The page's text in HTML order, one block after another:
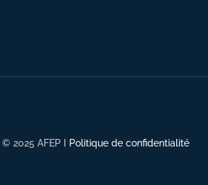
© 2025 AFEP I Politique de confidentialité